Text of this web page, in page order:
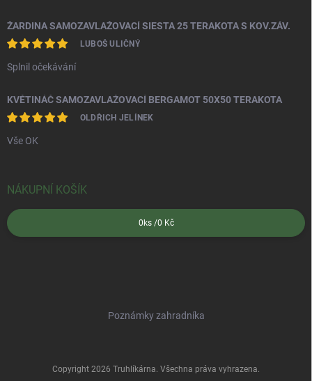
ŽARDINA SAMOZAVLAŽOVACÍ SIESTA 25 TERAKOTA S KOV.ZÁV.
LUBOŠ ULIČNÝ
Splnil očekávání
KVĚTINÁČ SAMOZAVLAŽOVACÍ BERGAMOT 50X50 TERAKOTA
OLDŘICH JELÍNEK
Vše OK
NÁKUPNÍ KOŠÍK
0 ks /0 Kč
Poznámky zahradníka
Copyright 2026 Truhlíkárna. Všechna práva vyhrazena.